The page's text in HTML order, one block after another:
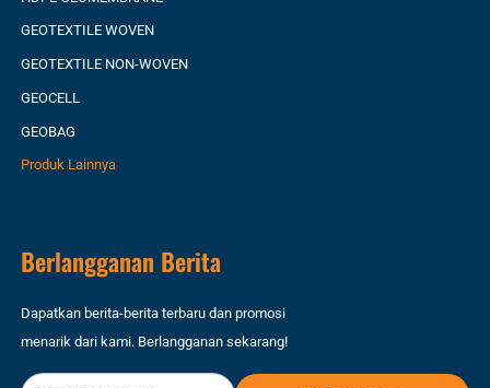
GEOTEXTILE WOVEN
GEOTEXTILE NON-WOVEN
GEOCELL
GEOBAG
Produk Lainnya
Berlangganan Berita
Dapatkan berita-berita terbaru dan promosi
menarik dari kami. Berlangganan sekarang!